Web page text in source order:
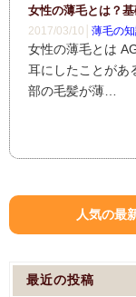
女性の薄毛とは？
2017/03/10│ 薄毛の
女性の薄毛とは
耳にしたことがあ
部の毛髪が薄…
人気の最
最近の投稿